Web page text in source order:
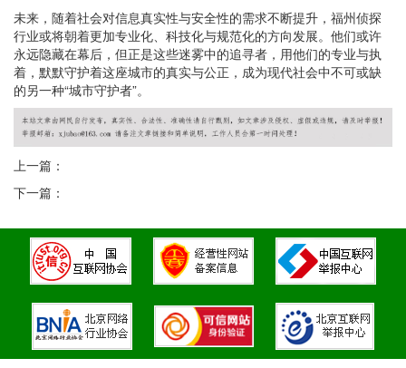
未来，随着社会对信息真实性与安全性的需求不断提升，福州侦探
行业或将朝着更加专业化、科技化与规范化的方向发展。他们或许
永远隐藏在幕后，但正是这些迷雾中的追寻者，用他们的专业与执
着，默默守护着这座城市的真实与公正，成为现代社会中不可或缺
的另一种“城市守护者”。
上一篇：
下一篇：